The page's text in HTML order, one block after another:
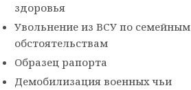
здоровья
Увольнение из ВСУ по семейным
обстоятельствам
Образец рапорта
Демобилизация военных чьи